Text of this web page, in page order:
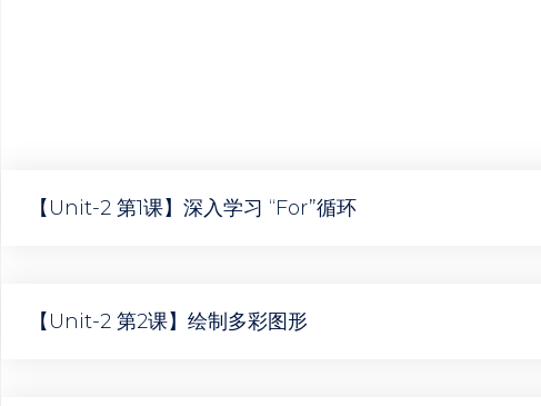
【Unit-2 第1课】深入学习 “for”循环
【Unit-2 第2课】绘制多彩图形